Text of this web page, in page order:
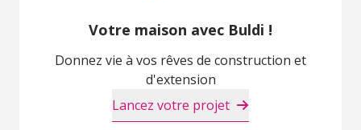
Votre maison avec Buldi !
Donnez vie à vos rêves de construction et
d'extension
Lancez votre projet